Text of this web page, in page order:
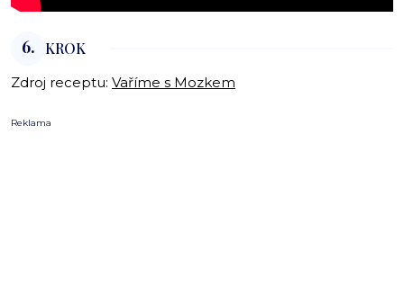
6. KROK
Zdroj receptu: Vaříme s Mozkem
Reklama